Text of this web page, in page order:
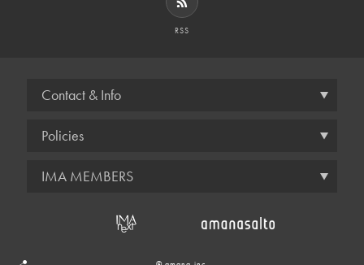
RSS
Contact & Info
Policies
IMA MEMBERS